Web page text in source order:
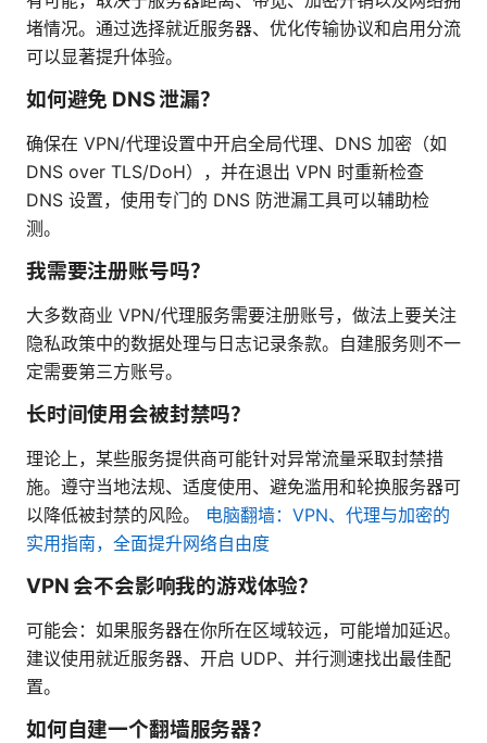
堵情况。通过选择就近服务器、优化传输协议和启用分流
可以显著提升体验。
如何避免 DNS 泄漏？
确保在 VPN/代理设置中开启全局代理、DNS 加密（如
DNS over TLS/DoH），并在退出 VPN 时重新检查
DNS 设置，使用专门的 DNS 防泄漏工具可以辅助检
测。
我需要注册账号吗？
大多数商业 VPN/代理服务需要注册账号，做法上要关注
隐私政策中的数据处理与日志记录条款。自建服务则不一
定需要第三方账号。
长时间使用会被封禁吗？
理论上，某些服务提供商可能针对异常流量采取封禁措
施。遵守当地法规、适度使用、避免滥用和轮换服务器可
以降低被封禁的风险。 电脑翻墙：VPN、代理与加密的
实用指南，全面提升网络自由度
VPN 会不会影响我的游戏体验？
可能会：如果服务器在你所在区域较远，可能增加延迟。
建议使用就近服务器、开启 UDP、并行测速找出最佳配
置。
如何自建一个翻墙服务器？